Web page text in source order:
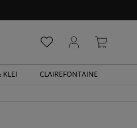
KLEI CLAIREFONTAINE